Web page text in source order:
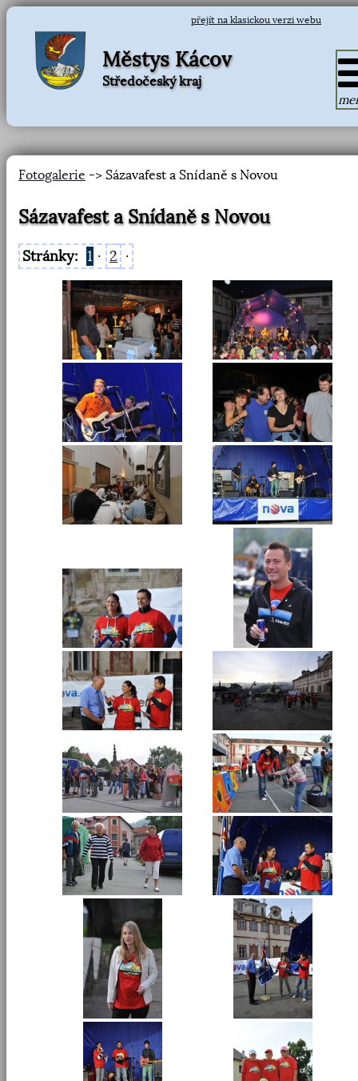
přejít na klasickou verzi webu
Městys Kácov
Středočeský kraj
Fotogalerie -> Sázavafest a Snídaně s Novou
Sázavafest a Snídaně s Novou
Stránky: 1 · 2 ·